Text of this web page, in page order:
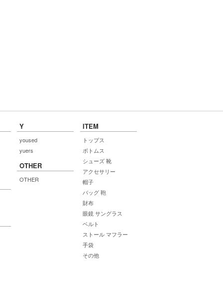
Y
yoused
yuers
OTHER
OTHER
ITEM
トップス
ボトムス
シューズ 靴
アクセサリー
帽子
バッグ 鞄
財布
眼鏡 サングラス
ベルト
ストール マフラー
手袋
その他